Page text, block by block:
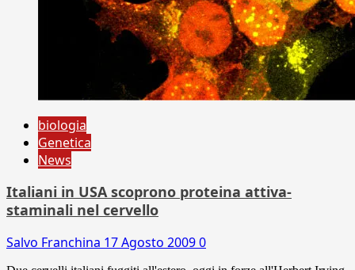
biologia
Genetica
News
Italiani in USA scoprono proteina attiva-
staminali nel cervello
Salvo Franchina 17 Agosto 20090